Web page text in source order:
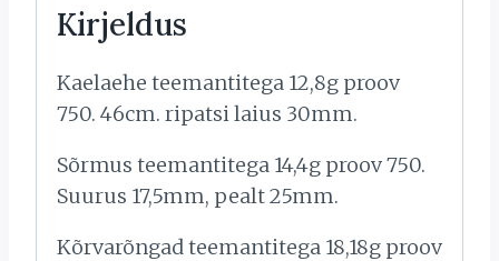
Kirjeldus
Kaelaehe teemantitega 12,8g proov
750. 46cm. ripatsi laius 30mm.
Sõrmus teemantitega 14,4g proov 750.
Suurus 17,5mm, pealt 25mm.
Kõrvarõngad teemantitega 18,18g proov